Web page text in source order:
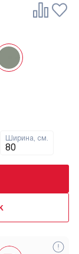
Ширина, см.
80